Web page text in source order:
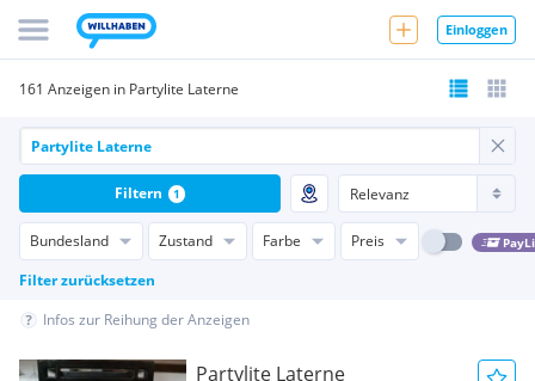
Einloggen
161 Anzeigen in Partylite Laterne
Bundesland Zustand Farbe Preis
Filter zurücksetzen
Filtern 1
Infos zur Reihung der Anzeigen
Partylite Laterne